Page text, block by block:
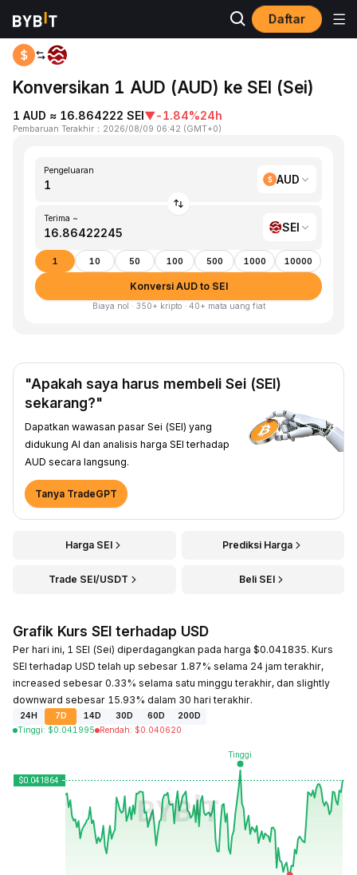
Daftar
Beranda
Konversikan 1 AUD (AUD) ke SEI (Sei)
1 AUD ≈ 16.864222 SEI▼-1.84%24h
Pembaruan Terakhir ： 2026/08/09 06:42 (GMT+0)
Pengeluaran
AUD
Terima ~
SEI
1 10 50 100 500 1000 10000
Konversi AUD to SEI
Biaya nol · 350+ kripto · 40+ mata uang fiat
"Apakah saya harus membeli Sei (SEI)
sekarang?"
Dapatkan wawasan pasar Sei (SEI) yang
didukung AI dan analisis harga SEI terhadap
AUD secara langsung.
Tanya TradeGPT
Harga SEI Prediksi Harga
Trade SEI/USDT Beli SEI
Grafik Kurs SEI terhadap USD
Per hari ini, 1 SEI (Sei) diperdagangkan pada harga $0.041835. Kurs
SEI terhadap USD telah up sebesar 1.87% selama 24 jam terakhir,
increased sebesar 0.33% selama satu minggu terakhir, dan slightly
downward sebesar 15.93% dalam 30 hari terakhir.
24H 7D 14D 30D 60D
200D
Tinggi: $0.041995 Rendah: $0.040620